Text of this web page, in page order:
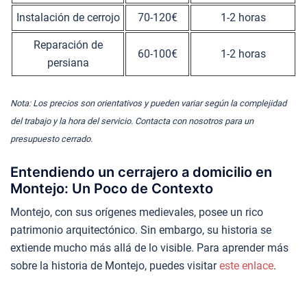
Instalación de cerrojo 70-120€ 1-2 horas
Reparación de
persiana
60-100€ 1-2 horas
Nota: Los precios son orientativos y pueden variar según la complejidad
del trabajo y la hora del servicio. Contacta con nosotros para un
presupuesto cerrado.
Entendiendo un cerrajero a domicilio en
Montejo: Un Poco de Contexto
Montejo, con sus orígenes medievales, posee un rico
patrimonio arquitectónico. Sin embargo, su historia se
extiende mucho más allá de lo visible. Para aprender más
sobre la historia de Montejo, puedes visitareste enlace.